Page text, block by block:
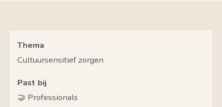
Thema
Cultuursensitief zorgen
Past bij
🤝 Professionals